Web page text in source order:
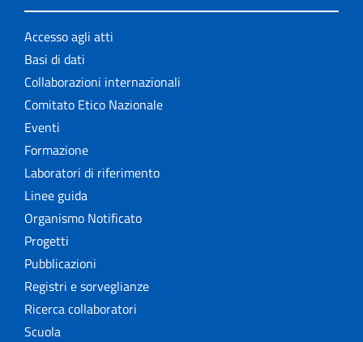
Accesso agli atti
Basi di dati
Collaborazioni internazionali
Comitato Etico Nazionale
Eventi
Formazione
Laboratori di riferimento
Linee guida
Organismo Notificato
Progetti
Pubblicazioni
Registri e sorveglianze
Ricerca collaboratori
Scuola